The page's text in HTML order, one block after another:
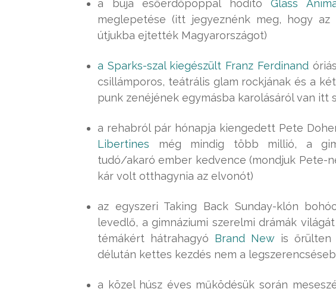
a buja esőerdőpoppal hódító Glass
meglepetése (itt jegyeznénk meg, hogy
útjukba ejtették Magyarországot)
a Sparks-szal kiegészült Franz Ferdinand
csillámporos, teátrális glam rockjának és a
punk zenéjének egymásba karolásáról van itt
a rehabról pár hónapja kiengedett Pete
Libertines még mindig több millió, a
tudó/akaró ember kedvence (mondjuk Pete-
kár volt otthagynia az elvonót)
az egyszeri Taking Back Sunday-klón
levedlő, a gimnáziumi szerelmi drámák
témákért hátrahagyó Brand Newis őrülten
délután kettes kezdés nem a
a közel húsz éves működésük során